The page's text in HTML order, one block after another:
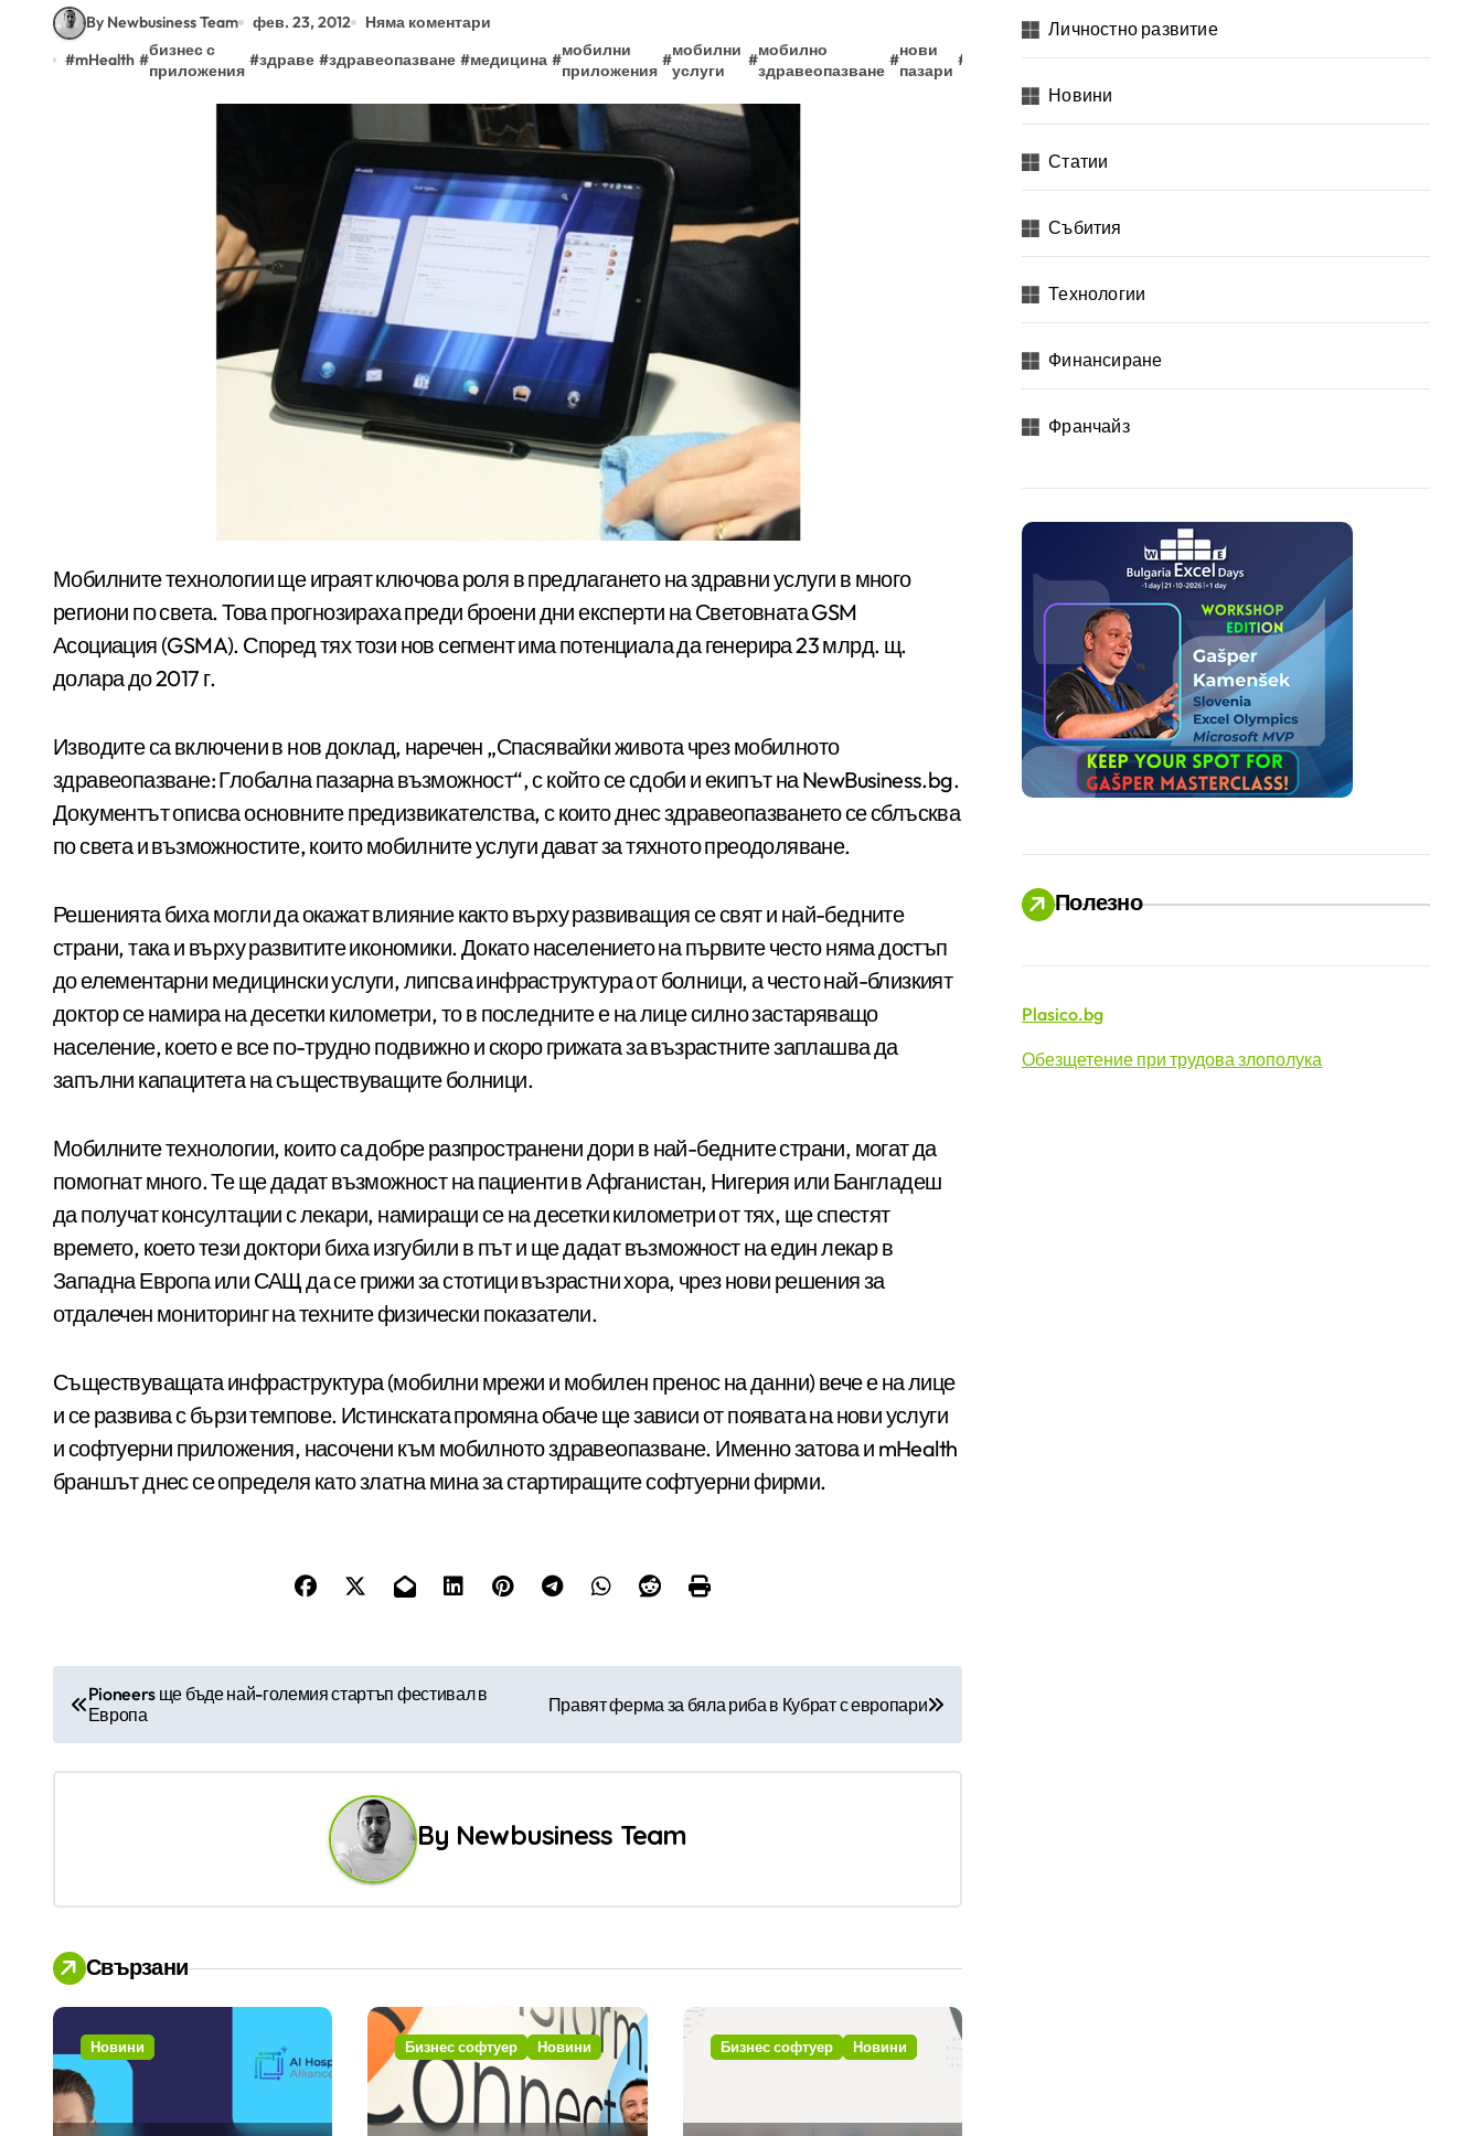
By Newbusiness Team фев. 23, 2012
Няма коментари
#mHealth #
бизнес с
приложения
#здраве #здравеопазване #медицина #
мобилни
приложения
#
мобилни
услуги
#
мобилно
здравеопазване
#
нови
пазари
# технологии
Мобилните технологии ще играят ключова роля в предлагането на здравни услуги в много
региони по света. Това прогнозираха преди броени дни експерти на Световната GSM
Асоциация (GSMA). Според тях този нов сегмент има потенциала да генерира 23 млрд. щ.
долара до 2017 г.
Изводите са включени в нов доклад, наречен „Спасявайки живота чрез мобилното
здравеопазване: Глобална пазарна възможност“, с който се сдоби и екипът на NewBusiness.bg.
Документът описва основните предизвикателства, с които днес здравеопазването се сблъсква
по света и възможностите, които мобилните услуги дават за тяхното преодоляване.
Решенията биха могли да окажат влияние както върху развиващия се свят и най-бедните
страни, така и върху развитите икономики. Докато населението на първите често няма достъп
до елементарни медицински услуги, липсва инфраструктура от болници, а често най-близкият
доктор се намира на десетки километри, то в последните е на лице силно застаряващо
население, което е все по-трудно подвижно и скоро грижата за възрастните заплашва да
запълни капацитета на съществуващите болници.
Мобилните технологии, които са добре разпространени дори в най-бедните страни, могат да
помогнат много. Те ще дадат възможност на пациенти в Афганистан, Нигерия или Бангладеш
да получат консултации с лекари, намиращи се на десетки километри от тях, ще спестят
времето, което тези доктори биха изгубили в път и ще дадат възможност на един лекар в
Западна Европа или САЩ да се грижи за стотици възрастни хора, чрез нови решения за
отдалечен мониторинг на техните физически показатели.
Съществуващата инфраструктура (мобилни мрежи и мобилен пренос на данни) вече е на лице
и се развива с бързи темпове. Истинската промяна обаче ще зависи от появата на нови услуги
и софтуерни приложения, насочени към мобилното здравеопазване. Именно затова и mHealth
браншът днес се определя като златна мина за стартиращите софтуерни фирми.
а
в
а
ц
и
я
Pioneers ще бъде най-големия стартъп фестивал в
Европа
Правят ферма за бяла риба в Кубрат с европари
By Newbusiness Team
Свързани
Новини Бизнес софтуер Новини Бизнес софтуер Новини
Личностно развитие
Новини
Статии
Събития
Технологии
Финансиране
Франчайз
Полезно
Plasico.bg
Обезщетение при трудова злополука